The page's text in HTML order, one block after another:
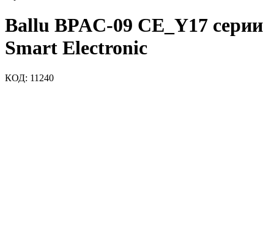
Ballu BPAC-09 CE_Y17 серии
Smart Electronic
КОД: 11240